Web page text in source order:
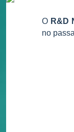
O R&D
no